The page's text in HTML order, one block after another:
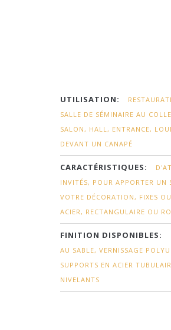
UTILISATION:
SALLE DE SÉMINAIRE AU
SALON, HALL, ENTRANCE,
DEVANT UN CANAPÉ
CARACTÉRISTIQUES:
INVITÉS, POUR APPORTER UN
VOTRE DÉCORATION, FIXES
ACIER, RECTANGULAIRE OU
FINITION DISPONIBLES:
AU SABLE, VERNISSAGE
SUPPORTS EN ACIER
NIVELANTS